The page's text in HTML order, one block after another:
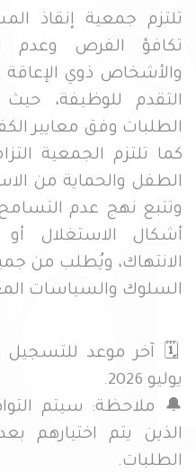
تلتزم جمعية إنقاذ
تكافؤ الفرص وعدم
والأشخاص ذوي الإعاقة
التقدم للوظيفة،
الطلبات وفق معايير
كما تلتزم الجمعية
الطفل والحماية من
وتتبع نهج عدم
أشكال الاستغلال
الانتهاك، ويُطلب من
السلوك والسياسات
يوليو 2026.
🔔 ملاحظة: سيتم
الذين يتم اختيارهم
الطلبات.